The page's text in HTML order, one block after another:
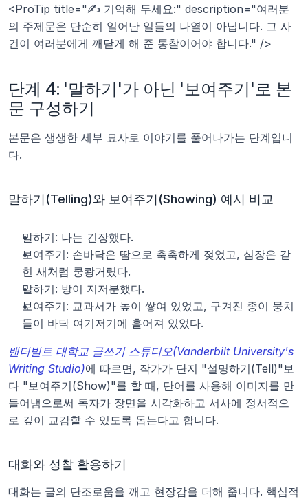
<ProTip title="✍️ 기억해 두세요:" description="여러분
의 주제문은 단순히 일어난 일들의 나열이 아닙니다. 그 사
건이 여러분에게 깨닫게 해 준 통찰이어야 합니다." />
단계 4: '말하기'가 아닌 '보여주기'로 본
문 구성하기
본문은 생생한 세부 묘사로 이야기를 풀어나가는 단계입니
다.
말하기(Telling)와 보여주기(Showing) 예시 비교
말하기: 나는 긴장했다.
보여주기: 손바닥은 땀으로 축축하게 젖었고, 심장은 갇
힌 새처럼 쿵쾅거렸다.
말하기: 방이 지저분했다.
보여주기: 교과서가 높이 쌓여 있었고, 구겨진 종이 뭉치
들이 바닥 여기저기에 흩어져 있었다.
밴더빌트 대학교 글쓰기 스튜디오(Vanderbilt University's
Writing Studio)에 따르면, 작가가 단지 "설명하기(Tell)"보
다 "보여주기(Show)"를 할 때, 단어를 사용해 이미지를 만
들어냄으로써 독자가 장면을 시각화하고 서사에 정서적으
로 깊이 교감할 수 있도록 돕는다고 합니다.
대화와 성찰 활용하기
대화는 글의 단조로움을 깨고 현장감을 더해 줍니다. 핵심적